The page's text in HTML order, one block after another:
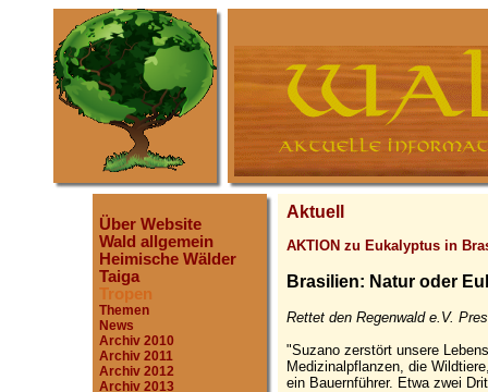
Über Website
Wald allgemein
Heimische Wälder
Taiga
Tropen
Themen
News
Archiv 2010
Archiv 2011
Archiv 2012
Archiv 2013
Aktuell
AKTION zu Eukalyptus in
Brasilien: Natur oder
Rettet den Regenwald e.V.
"Suzano zerstört unsere
Medizinalpflanzen, die
ein Bauernführer. Etwa zwei